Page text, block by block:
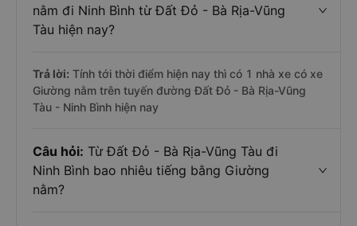
nằm đi Ninh Bình từ Đất Đỏ - Bà Rịa-Vũng
Tàu hiện nay?
Trả lời: Tính tới thời điểm hiện nay thì có 1 nhà xe có xe
Giường nằm trên tuyến đường Đất Đỏ - Bà Rịa-Vũng
Tàu - Ninh Bình hiện nay
Câu hỏi: Từ Đất Đỏ - Bà Rịa-Vũng Tàu đi
Ninh Bình bao nhiêu tiếng bằng Giường
nằm?